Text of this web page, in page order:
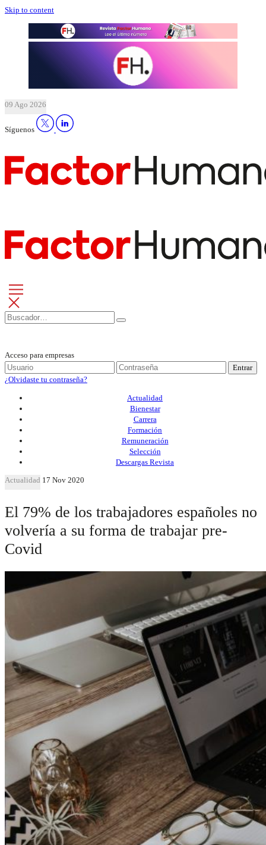
Skip to content
09 Ago 2026
Síguenos
Acceso para empresas
Entrar
¿Olvidaste tu contraseña?
Actualidad
Bienestar
Carrera
Formación
Remuneración
Selección
Descargas Revista
Actualidad 17 Nov 2020
El 79% de los trabajadores españoles no
volvería a su forma de trabajar pre-
Covid